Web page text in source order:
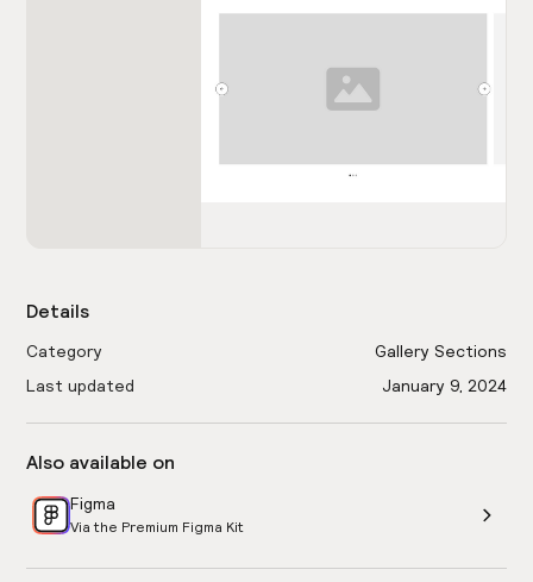
Details
Category
Gallery Sections
Last updated
January 9, 2024
Also available on
Figma
Via the Premium Figma Kit